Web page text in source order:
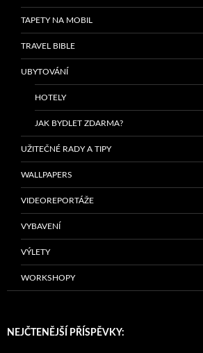
TAPETY NA MOBIL
TRAVEL BIBLE
UBYTOVÁNÍ
HOTELY
JAK BYDLET ZDARMA?
UŽITEČNÉ RADY A TIPY
WALLPAPERS
VIDEOREPORTÁŽE
VYBAVENÍ
VÝLETY
WORKSHOPY
NEJČTENĚJŠÍ PŘÍSPĚVKY: